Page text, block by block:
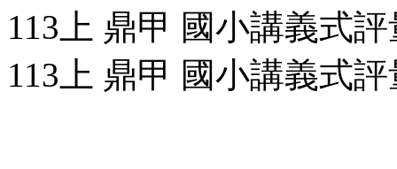
113上 鼎甲 國小講義式
113上 鼎甲 國小講義式